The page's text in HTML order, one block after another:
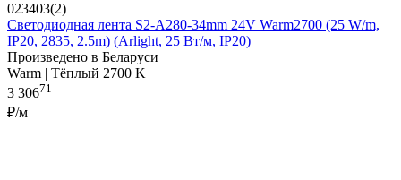
023403(2)
Светодиодная лента S2-A280-34mm 24V Warm2700 (25 W/m,
IP20, 2835, 2.5m) (Arlight, 25 Вт/м, IP20)
Произведено в Беларуси
Warm | Тёплый 2700 K
3 30671
₽/м